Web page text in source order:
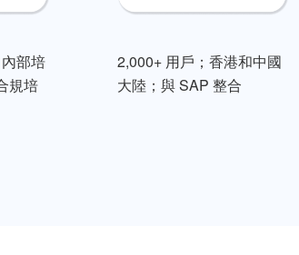
部培
規培
2,000+ 用戶；香港和中國
大陸；與 SAP 整合